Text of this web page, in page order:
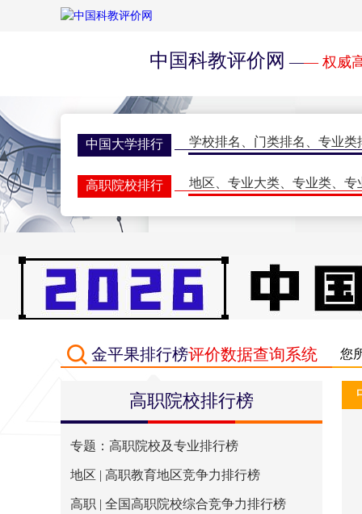
中国科教评价网 —— 权威
中国大学排行 学校排名 门类排名 专业类
高职院校排行 地区 专业大类 专业类 专
研究生排行榜
世界大学排名 一流大学 一流学科 、指标排
学术期刊评价 期刊排名 评价动
学术会议 双一流会议、双高会议 期
排行简介 评价指标 大
金平果排行榜评价数据查询系统 您
高职院校排行榜
专题：高职院校及专业排行榜
地区 | 高职教育地区竞争力排行榜
高职 | 全国高职院校综合竞争力排行榜